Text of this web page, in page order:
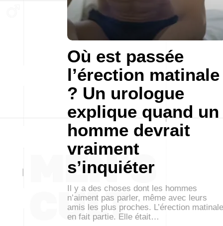
Où est passée
l’érection matinale
? Un urologue
explique quand un
homme devrait
vraiment
s’inquiéter
Il y a des choses dont les hommes
n’aiment pas parler, même avec leurs
amis les plus proches. L’érection matinale
en fait partie. Elle était…